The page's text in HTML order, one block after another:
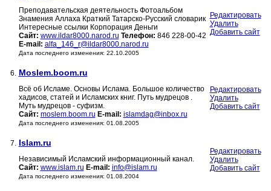
Преподавательская деятельность Фотоальбом
Знамения Аллаха Краткий Татарско-Русский словарик
Интересные ссылки Корпорация Деньги
Сайт: www.ildar8000.narod.ru Телефон: 846 228-00-42
E-mail: alfa_146_r@ildar8000.narod.ru
Дата последнего изменения: 22.10.2005
Редактировать
Удалить
Добавить сайт
6. Moslem.boom.ru
Всё об Исламе. Основы Ислама. Большое количество
хадисов, статей и Исламских книг. Путь мудрецов .
Муть мудрецов - суфизм.
Сайт: moslem.boom.ru E-mail: islamdag@inbox.ru
Дата последнего изменения: 01.08.2005
Редактировать
Удалить
Добавить сайт
7. Islam.ru
Независимый Исламский информационный канал.
Сайт: www.islam.ru E-mail: info@islam.ru
Дата последнего изменения: 01.08.2004
Редактировать
Удалить
Добавить сайт